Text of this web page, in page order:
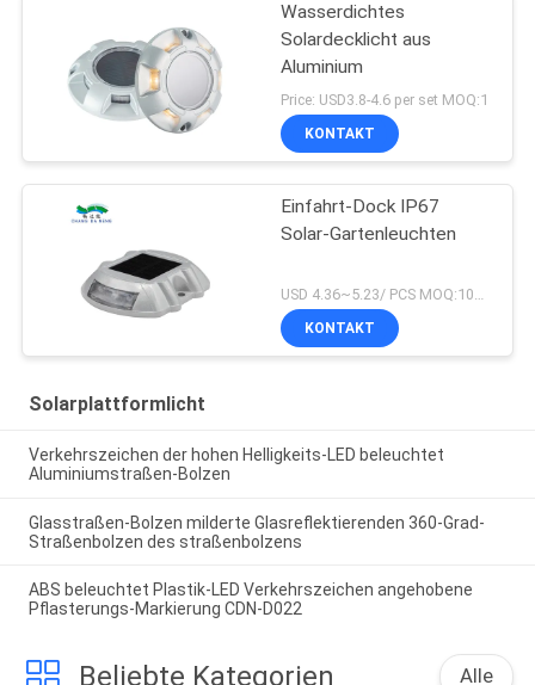
Wasserdichtes
Solardecklicht aus
Aluminium
Price: USD3.8-4.6 per set MOQ:1
KONTAKT
Einfahrt-Dock IP67
Solar-Gartenleuchten
KONTAKT
Solarplattformlicht
Verkehrszeichen der hohen Helligkeits-LED beleuchtet
Aluminiumstraßen-Bolzen
Glasstraßen-Bolzen milderte Glasreflektierenden 360-Grad-
Straßenbolzen des straßenbolzens
ABS beleuchtet Plastik-LED Verkehrszeichen angehobene
Pflasterungs-Markierung CDN-D022
Beliebte Kategorien Alle